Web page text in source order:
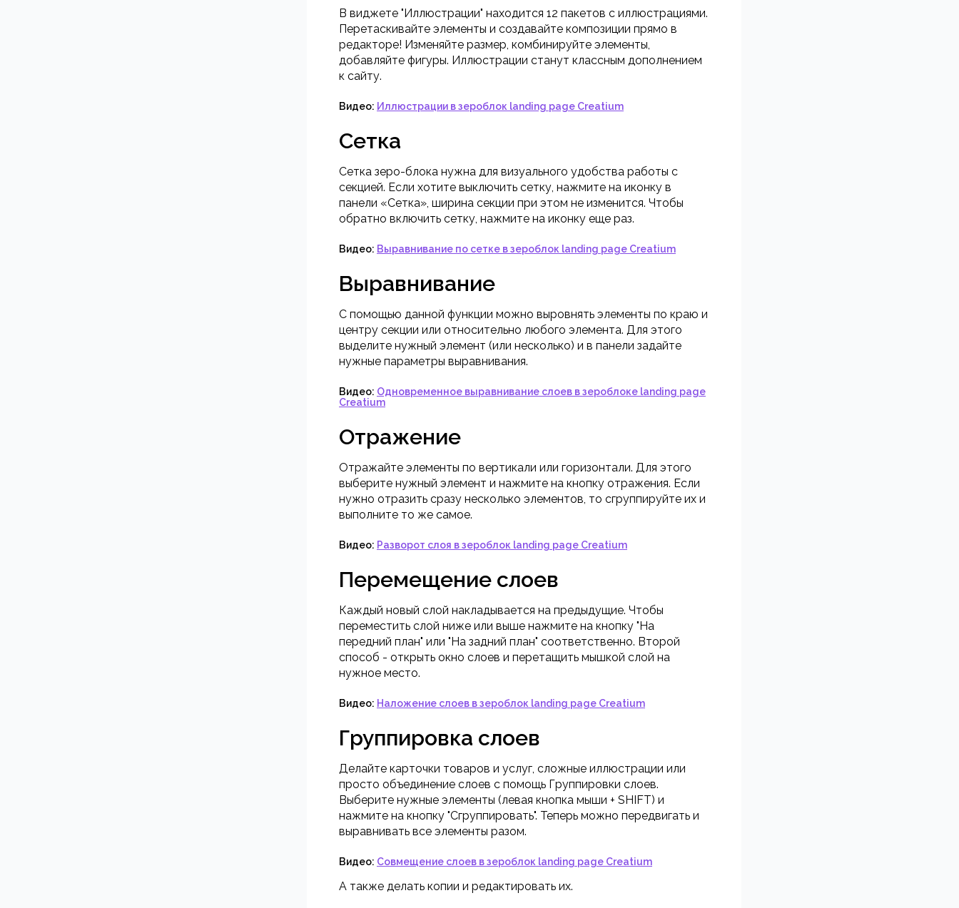
В виджете "Иллюстрации" находится 12 пакетов с иллюстрациями.
Перетаскивайте элементы и создавайте композиции прямо в
редакторе! Изменяйте размер, комбинируйте элементы,
добавляйте фигуры. Иллюстрации станут классным дополнением
к сайту.
Видео: Иллюстрации в зероблок landing page Creatium
Сетка
Сетка зеро-блока нужна для визуального удобства работы с
секцией. Если хотите выключить сетку, нажмите на иконку в
панели «Сетка», ширина секции при этом не изменится. Чтобы
обратно включить сетку, нажмите на иконку еще раз.
Видео: Выравнивание по сетке в зероблок landing page Creatium
Выравнивание
С помощью данной функции можно выровнять элементы по краю и
центру секции или относительно любого элемента. Для этого
выделите нужный элемент (или несколько) и в панели задайте
нужные параметры выравнивания.
Видео: Одновременное выравнивание слоев в зероблоке landing page
Creatium
Отражение
Отражайте элементы по вертикали или горизонтали. Для этого
выберите нужный элемент и нажмите на кнопку отражения. Если
нужно отразить сразу несколько элементов, то сгруппируйте их и
выполните то же самое.
Видео: Разворот слоя в зероблок landing page Creatium
Перемещение слоев
Каждый новый слой накладывается на предыдущие. Чтобы
переместить слой ниже или выше нажмите на кнопку "На
передний план" или "На задний план" соответственно. Второй
способ - открыть окно слоев и перетащить мышкой слой на
нужное место.
Видео: Наложение слоев в зероблок landing page Creatium
Группировка слоев
Делайте карточки товаров и услуг, сложные иллюстрации или
просто объединение слоев с помощь Группировки слоев.
Выберите нужные элементы (левая кнопка мыши + SHIFT) и
нажмите на кнопку "Сгруппировать". Теперь можно передвигать и
выравнивать все элементы разом.
Видео: Совмещение слоев в зероблок landing page Creatium
А также делать копии и редактировать их.